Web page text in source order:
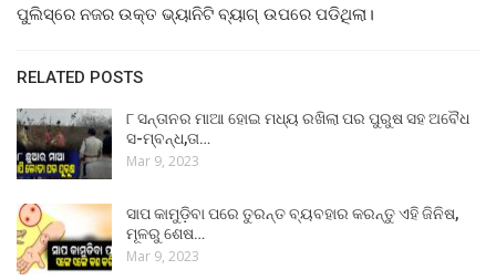
ପୁଲିସ୍‌ରେ ନଜର ଉକ୍ତ ଭ୍ୟାନିଟି ବ୍ୟାଗ୍ ଉପରେ ପଡିଥିଲା।
RELATED POSTS
୮ ସନ୍ତାନର ମାଆ ହୋଇ ମଧ୍ୟ ରଖିଲା ପର ପୁରୁଷ ସହ ଅବୈଧ
ସ-ମ୍ବନ୍ଧ,ତା…
Mar 9, 2023
ସାପ କାମୁଡ଼ିବା ପରେ ତୁରନ୍ତ ବ୍ୟବହାର କରନ୍ତୁ ଏହି ଜିନିଷ,
ମୂଳରୁ ଶେଷ…
Mar 9, 2023